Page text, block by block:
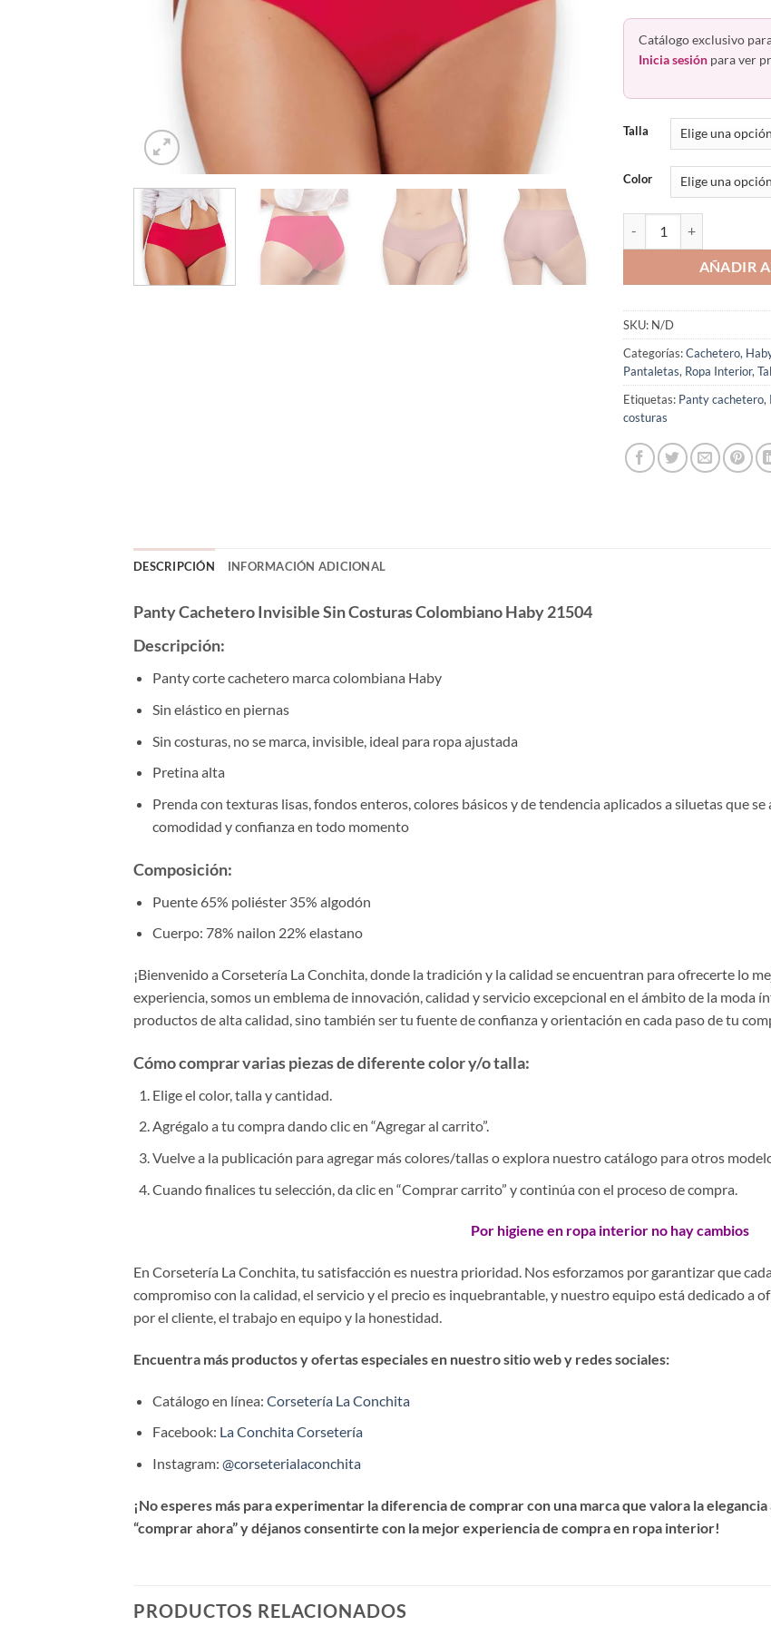
Catálogo exclusivo
Inicia sesión para ver
Talla
Color
AÑADIR
SKU: N/D
Categorías:Cachetero,
Pantaletas, Ropa Interior,
Etiquetas: Panty cachetero,
costuras
DESCRIPCIÓN INFORMACIÓN ADICIONAL
Panty Cachetero Invisible Sin Costuras Colombiano Haby 21504
Descripción:
Panty corte cachetero marca colombiana Haby
Sin elástico en piernas
Sin costuras, no se marca, invisible, ideal para ropa ajustada
Pretina alta
Prenda con texturas lisas, fondos enteros, colores básicos y de tendencia aplicados a siluetas que
comodidad y confianza en todo momento
Composición:
Puente 65% poliéster 35% algodón
Cuerpo: 78% nailon 22% elastano
¡Bienvenido a Corsetería La Conchita, donde la tradición y la calidad se encuentran para ofrecerte lo
experiencia, somos un emblema de innovación, calidad y servicio excepcional en el ámbito de la moda
productos de alta calidad, sino también ser tu fuente de confianza y orientación en cada paso de tu
Cómo comprar varias piezas de diferente color y/o talla:
Elige el color, talla y cantidad.
Agrégalo a tu compra dando clic en “Agregar al carrito”.
Vuelve a la publicación para agregar más colores/tallas o explora nuestro catálogo para otros
Cuando finalices tu selección, da clic en “Comprar carrito” y continúa con el proceso de compra.
Por higiene en ropa interior no hay cambios
En Corsetería La Conchita, tu satisfacción es nuestra prioridad. Nos esforzamos por garantizar que
compromiso con la calidad, el servicio y el precio es inquebrantable, y nuestro equipo está dedicado a
por el cliente, el trabajo en equipo y la honestidad.
Encuentra más productos y ofertas especiales en nuestro sitio web y redes sociales:
Catálogo en línea: Corsetería La Conchita
Facebook: La Conchita Corsetería
Instagram: @corseterialaconchita
¡No esperes más para experimentar la diferencia de comprar con una marca que valora la
“comprar ahora” y déjanos consentirte con la mejor experiencia de compra en ropa interior!
PRODUCTOS RELACIONADOS